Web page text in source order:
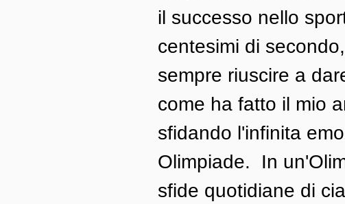
il successo nello
centesimi di
sempre riuscire a
come ha fatto il mio
sfidando l'infinita
Olimpiade.  In
sfide quotidiane di